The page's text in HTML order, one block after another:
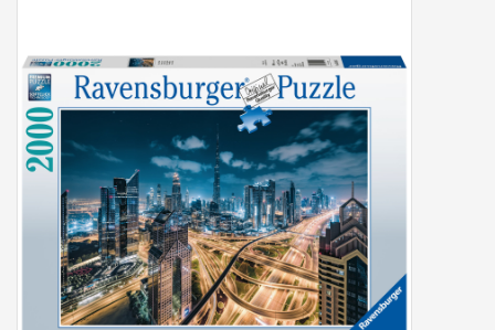
Tassen/Portemonnee
Boeken
Elektra
Baby & Peuter
Speelgoed & hobby